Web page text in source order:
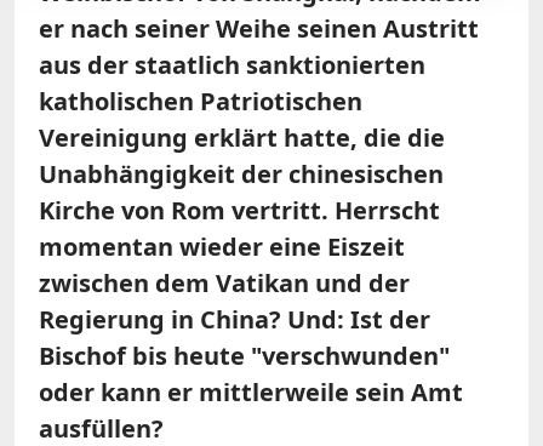
er nach seiner Weihe seinen Austritt
aus der staatlich sanktionierten
katholischen Patriotischen
Vereinigung erklärt hatte, die die
Unabhängigkeit der chinesischen
Kirche von Rom vertritt. Herrscht
momentan wieder eine Eiszeit
zwischen dem Vatikan und der
Regierung in China? Und: Ist der
Bischof bis heute "verschwunden"
oder kann er mittlerweile sein Amt
ausfüllen?